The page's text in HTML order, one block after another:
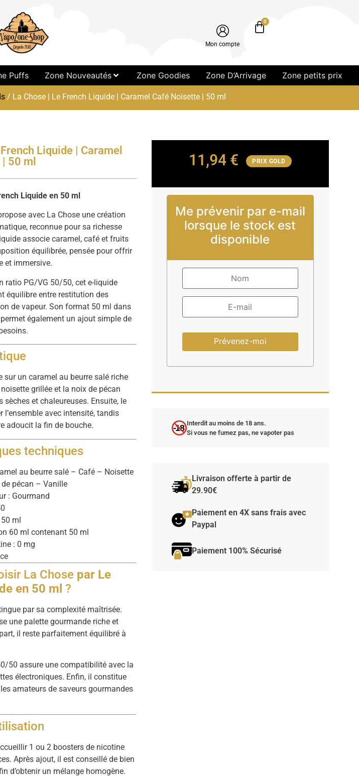
Mon compte
0
Puffs Zone Nouveautés Zone Goodies Zone D’Arrivage Zone petits prix
/ La Chose | Le French Liquide | Caramel Café Noisette | 50 ml
Liquide | Caramel
50 ml
Liquide en 50 ml
avec La Chose une création
reconnue pour sa richesse
associe caramel, café et fruits
équilibrée, pensée pour offrir
et immersive.
ratio PG/VG 50/50, cet e-liquide
équilibre entre restitution des
de vapeur. Son format 50 ml dans
également un ajout simple de
sur un caramel au beurre salé riche
grillée et la noix de pécan
sèches et chaleureuses. Ensuite, le
l’ensemble avec intensité, tandis
adoucit la fin de bouche.
techniques
au beurre salé – Café – Noisette
pécan – Vanille
: Gourmand
ml
60 ml contenant 50 ml
: 0 mg
La Chose par Le
en 50 ml?
par sa complexité maîtrisée.
une palette gourmande riche et
il reste parfaitement équilibré à
50 assure une compatibilité avec la
électroniques. Enfin, il constitue
amateurs de saveurs gourmandes
1 ou 2 boosters de nicotine
Après ajout, il est conseillé de bien
d’obtenir un mélange homogène.
11,94 € PRIX GOLD
Me prévenir par e-mail
lorsque le stock est
disponible
Prévenez-moi
-18 Interdit au moins de 18 ans.
Si vous ne fumez pas, ne vapoter pas
Livraison offerte à partir de
29.90€
Paiement en 4X sans frais avec
Paypal
Paiement 100% Sécurisé